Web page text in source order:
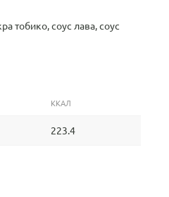
тобико, соус лава, соус
ККАЛ
223.4